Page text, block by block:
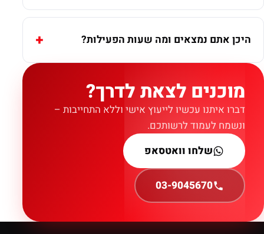
היכן אתם נמצאים ומה שעות הפעילות?
מוכנים לצאת לדרך?
דברו איתנו עכשיו לייעוץ אישי וללא התחייבות –
ונשמח לעמוד לרשותכם.
שלחו וואטסאפ
03-9045670